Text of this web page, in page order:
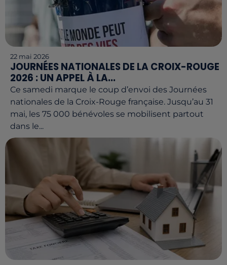
22 mai 2026
JOURNÉES NATIONALES DE LA CROIX-ROUGE
2026 : UN APPEL À LA...
Ce samedi marque le coup d’envoi des Journées
nationales de la Croix-Rouge française. Jusqu’au 31
mai, les 75 000 bénévoles se mobilisent partout
dans le...